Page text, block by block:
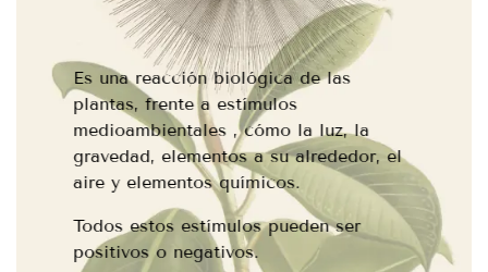
Es una reacción biológica de las
plantas, frente a estímulos
medioambientales , cómo la luz, la
gravedad, elementos a su alrededor, el
aire y elementos químicos.
Todos estos estímulos pueden ser
positivos o negativos.